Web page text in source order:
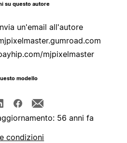
su questo autore
un'email all'autore
mjpixelmaster
modello
56 anni fa
condizioni